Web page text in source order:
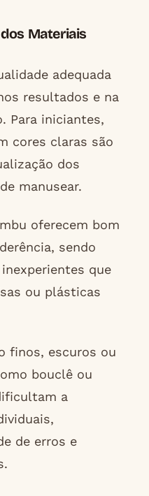
Materiais
adequada
resultados e na
Para iniciantes,
cores claras são
dos
manusear.
oferecem bom
sendo
que
ou plásticas
finos, escuros ou
bouclê ou
a
de erros e